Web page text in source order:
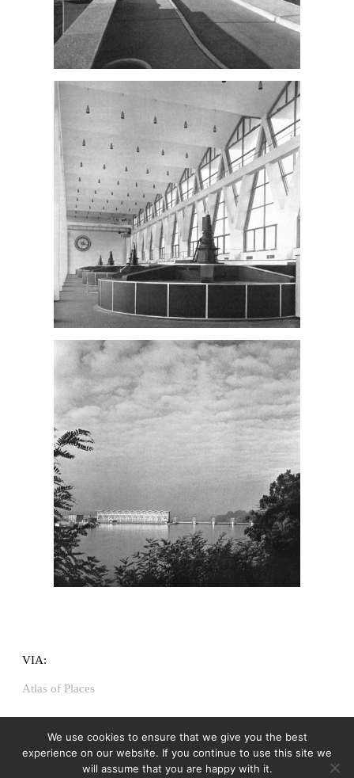
VIA:
Atlas of Places
We use cookies to ensure that we give you the best
experience on our website. If you continue to use this site we
will assume that you are happy with it.